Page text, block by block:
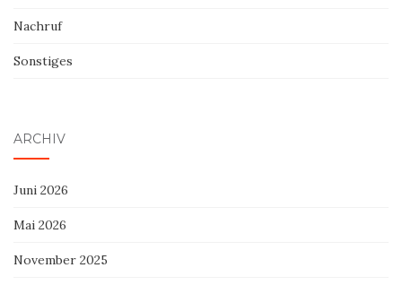
Nachruf
Sonstiges
ARCHIV
Juni 2026
Mai 2026
November 2025